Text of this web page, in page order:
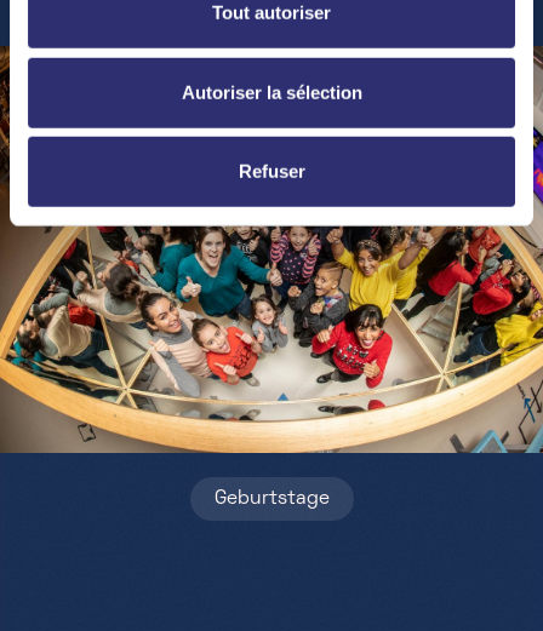
Tout autoriser
Autoriser la sélection
Refuser
Geburtstage